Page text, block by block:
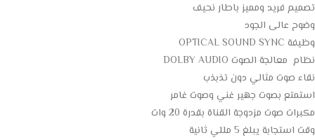
تصميم فريد ومميز باطار نحيف
وضوح عالى الجود
وظيفة OPTICAL SOUND SYNC
نظام معالجة الصوت DOLBY AUDIO
نقاء صوت مثالي دون تذبذب
استمتع بصوت جهير غني وصوت غامر
مكبرات صوت مزدوجة القناة بقدرة 20 وات
وقت استجابة يبلغ 5 مللي ثانية